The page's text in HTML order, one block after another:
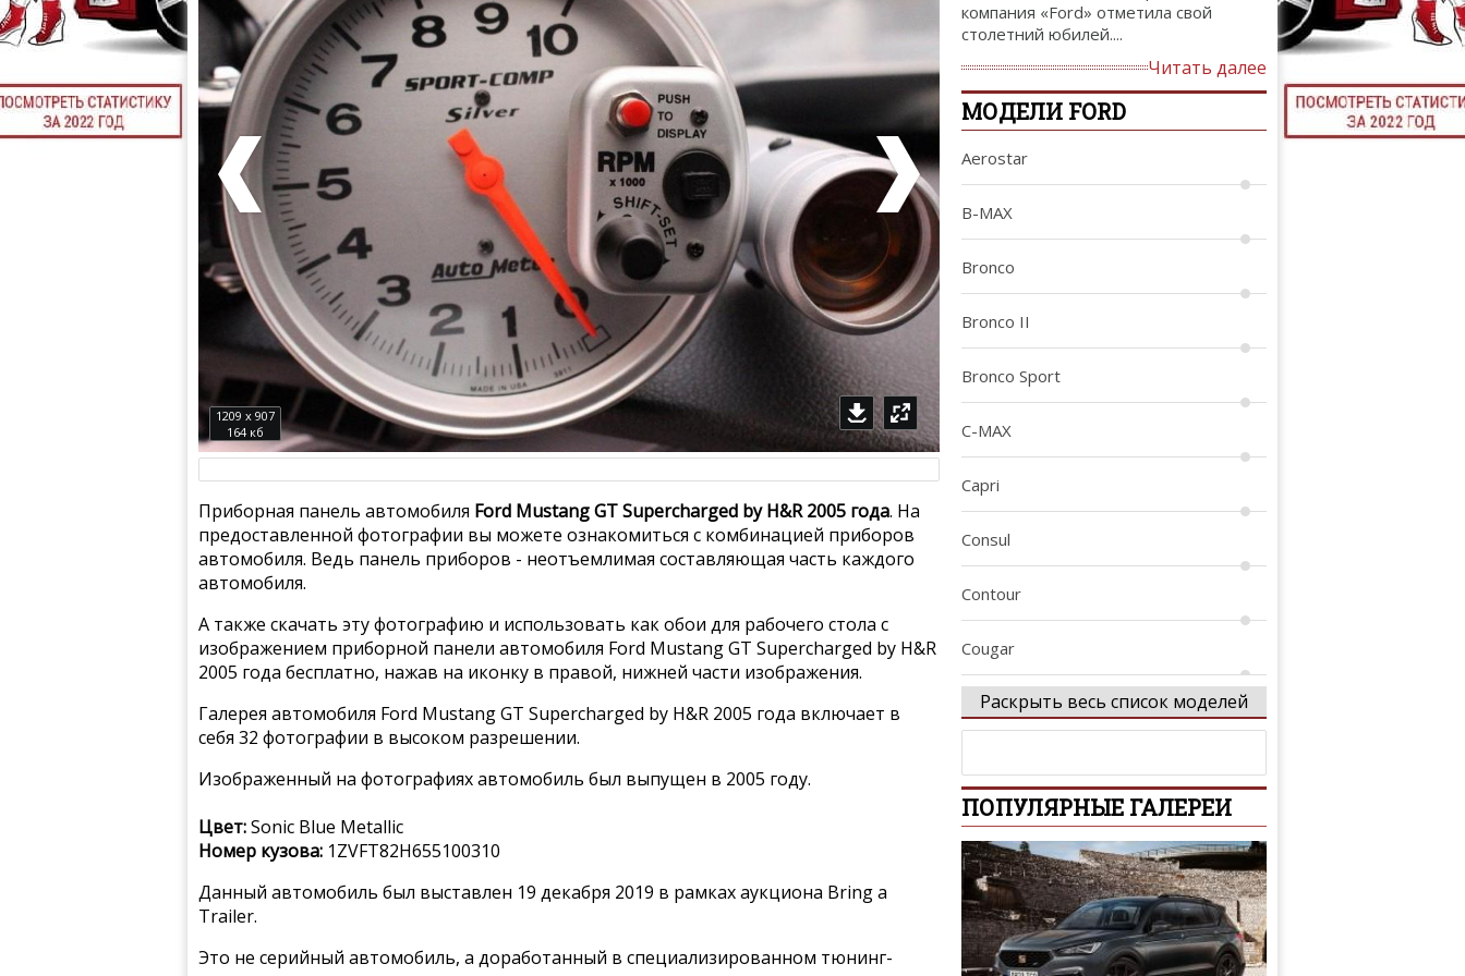
ТЮНИНГ
1209 x 907
164 кб
Приборная панель автомобиля Ford Mustang GT Supercharged by H&R 2005 года. На
предоставленной фотографии вы можете ознакомиться с комбинацией приборов
автомобиля. Ведь панель приборов - неотъемлимая составляющая часть каждого
автомобиля.
А также скачать эту фотографию и использовать как обои для рабочего стола с
изображением приборной панели автомобиля Ford Mustang GT Supercharged by H&R
2005 года бесплатно, нажав на иконку в правой, нижней части изображения.
Галерея автомобиля Ford Mustang GT Supercharged by H&R 2005 года включает в
себя 32 фотографии в высоком разрешении.
Изображенный на фотографиях автомобиль был выпущен в 2005 году.
Цвет:Sonic Blue Metallic
Номер кузова: 1ZVFT82H655100310
Данный автомобиль был выставлен 19 декабря 2019 в рамках аукциона Bring a
Trailer.
Это не серийный автомобиль, а доработанный в специализированном тюнинг-
компания «Ford» отметила свой
столетний юбилей....
Читать далее
МОДЕЛИ FORD
Aerostar
B-MAX
Bronco
Bronco II
Bronco Sport
C-MAX
Capri
Consul
Contour
Cougar
Crown Victoria
E-Series
Econoline
EcoSport
Раскрыть весь список моделей
ПОПУЛЯРНЫЕ ГАЛЕРЕИ